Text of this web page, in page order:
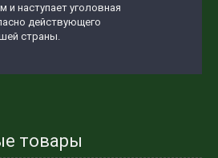
и наступает уголовная
действующего
страны.
товары